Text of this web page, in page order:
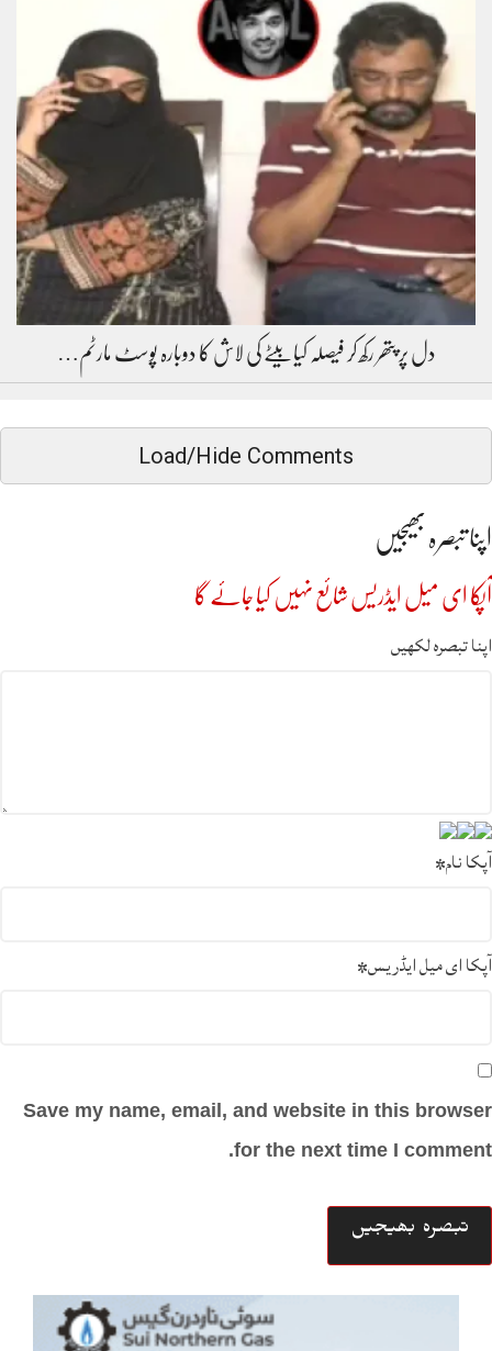
دل پر پتھر رکھ کر فیصلہ کیا بیٹے کی لاش کا دوبارہ پوسٹ مارٹم…
Load/Hide Comments
اپنا تبصرہ بھیجیں
آپکا ای میل ایڈریس شائع نہیں کیا جائے گا
اپنا تبصرہ لکھیں
آپکا نام*
آپکا ای میل ایڈریس*
Save my name, email, and website in this browser
for the next time I comment.